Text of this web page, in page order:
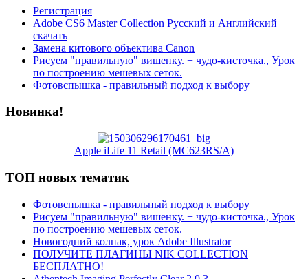
Регистрация
Adobe CS6 Master Collection Русский и Английский
скачать
Замена китового объектива Canon
Рисуем "правильную" вишенку. + чудо-кисточка., Урок
по построению мешевых сеток.
Фотовспышка - правильный подход к выбору
Новинка!
Apple iLife 11 Retail (MC623RS/A)
ТОП новых тематик
Фотовспышка - правильный подход к выбору
Рисуем "правильную" вишенку. + чудо-кисточка., Урок
по построению мешевых сеток.
Новогодний колпак, урок Adobe Illustrator
ПОЛУЧИТЕ ПЛАГИНЫ NIK COLLECTION
БЕСПЛАТНО!